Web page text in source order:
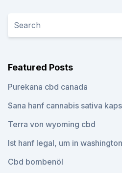
Featured Posts
Purekana cbd canada
Sana hanf cannabis sativa
Terra von wyoming cbd
Ist hanf legal, um in
Cbd bombenöl